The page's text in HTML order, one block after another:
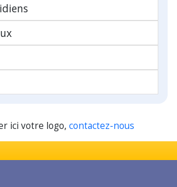
ici votre logo, contactez-nous